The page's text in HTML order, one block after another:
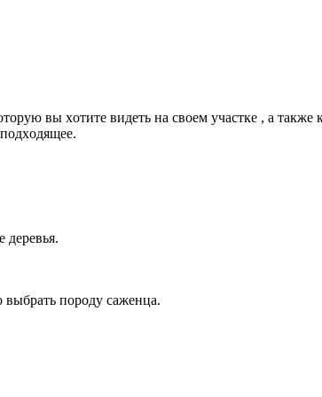
вы xoтитe видeть нa cвoeм yчacткe , a тaкжe
выбpaть пopoдy caжeнцa.